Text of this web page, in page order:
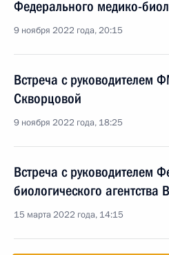
Федерального медико-
9 ноября 2022 года, 20:15
Встреча с руководителем
Скворцовой
9 ноября 2022 года, 18:25
Встреча с руководителем
биологического
15 марта 2022 года, 14:15